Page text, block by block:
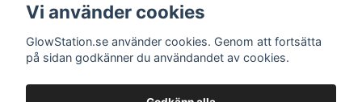
Vi använder cookies
GlowStation.se använder cookies. Genom att fortsätta
på sidan godkänner du användandet av cookies.